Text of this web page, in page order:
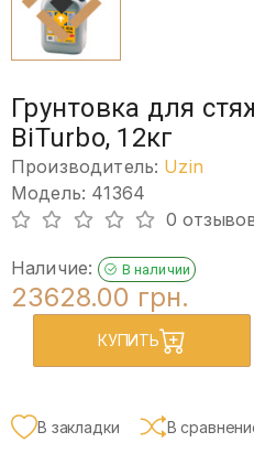
Грунтовка для
BiTurbo, 12кг
Производитель: Uzin
Модель: 41364
0
Наличие: В наличии
23628.00 грн.
КУПИТЬ
В закладки В